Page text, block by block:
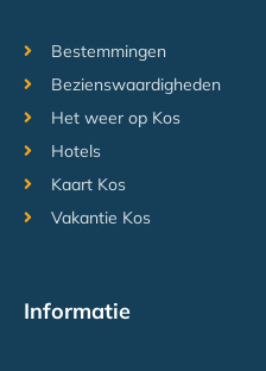
Bestemmingen
Bezienswaardigheden
Het weer op Kos
Hotels
Kaart Kos
Vakantie Kos
Informatie